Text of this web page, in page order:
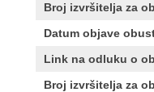
Broj izvršitelja za
Datum objave
Link na odluku o
Broj izvršitelja za